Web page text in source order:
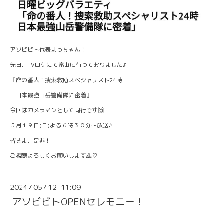
アソビビト代表まっちゃん！
先日、TVロケにて富山に行っておりました♪
『命の番人！捜索救助スペシャリスト24時
日本最強山岳警備隊に密着』
今回はカメラマンとして同行です🙌
５月１９日(日)よる６時３０分〜放送♪
皆さま、是非！
ご視聴よろしくお願いします🙇♡
2024/05 / 12 11:09
アソビビトOPENセレモニー！